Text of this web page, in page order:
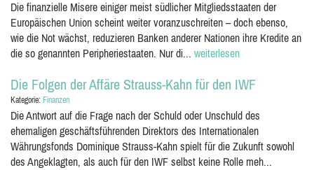
Die finanzielle Misere einiger meist südlicher Mitgliedsstaaten der
Europäischen Union scheint weiter voranzuschreiten – doch ebenso,
wie die Not wächst, reduzieren Banken anderer Nationen ihre Kredite an
die so genannten Peripheriestaaten. Nur di... weiterlesen
Die Folgen der Affäre Strauss-Kahn für den IWF
Kategorie: Finanzen
Die Antwort auf die Frage nach der Schuld oder Unschuld des
ehemaligen geschäftsführenden Direktors des Internationalen
Währungsfonds Dominique Strauss-Kahn spielt für die Zukunft sowohl
des Angeklagten, als auch für den IWF selbst keine Rolle meh...